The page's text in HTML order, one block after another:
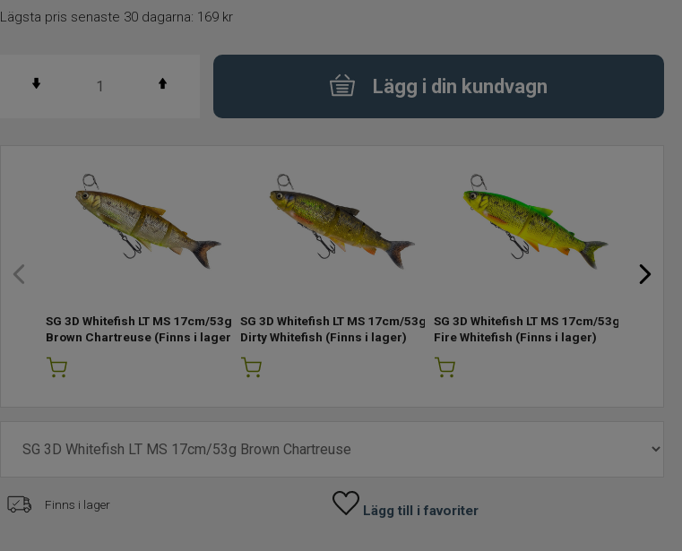
Lägsta pris senaste 30 dagarna: 169 kr
Lägg i din kundvagn
SG 3D Whitefish LT MS 17cm/53g
Brown Chartreuse (Finns i lager)
SG 3D Whitefish LT MS 17cm/53g
Dirty Whitefish (Finns i lager)
SG 3D Whitefish LT MS 17cm/53g
Fire Whitefish (Finns i lager)
Finns i lager Lägg till i favoriter